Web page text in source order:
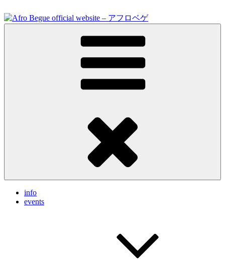
to
content
Afro Begue official website – アフロベゲ
info
events